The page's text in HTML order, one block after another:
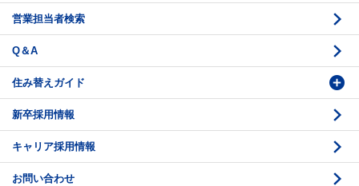
不動産投資のQ＆A
法人営業センター紹介
お問い合わせ・ご相談
鑑定センター紹介
営業担当者検索
Q＆A
住み替えガイド
価格査定
媒介契約
売却活動
購入のスケジュール
物件資料の読み方 1
物件資料の読み方 2
新卒採用情報
キャリア採用情報
お問い合わせ